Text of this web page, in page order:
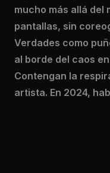
mucho más allá del
pantallas, sin
Verdades como
al borde del caos
Contengan la
artista. En 2024,